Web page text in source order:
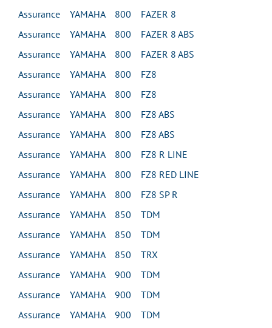
Assurance YAMAHA 800 FAZER 8
Assurance YAMAHA 800 FAZER 8 ABS
Assurance YAMAHA 800 FAZER 8 ABS
Assurance YAMAHA 800 FZ8
Assurance YAMAHA 800 FZ8
Assurance YAMAHA 800 FZ8 ABS
Assurance YAMAHA 800 FZ8 ABS
Assurance YAMAHA 800 FZ8 R LINE
Assurance YAMAHA 800 FZ8 RED LINE
Assurance YAMAHA 800 FZ8 SP R
Assurance YAMAHA 850 TDM
Assurance YAMAHA 850 TDM
Assurance YAMAHA 850 TRX
Assurance YAMAHA 900 TDM
Assurance YAMAHA 900 TDM
Assurance YAMAHA 900 TDM